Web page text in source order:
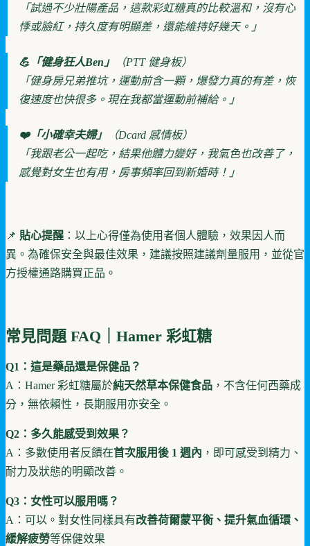
「試過不少壯陽產品，這款彩虹糖真的比較溫和，沒有心
悸或臉紅，持久度有明顯差，還能維持好幾天。」
💪「健身狂人Ben」
（PTT 健身板）
「健身房兄弟推坑，運動前含一顆，爆發力真的有差，恢
復速度也快很多。現在我都當運動前補給。」
❤️「小確幸夫婦」
（Dcard 感情板）
「我跟老公一起吃，結果他體力變好，我氣色也改善了，
感覺對女生也有用，房事頻率回到新婚時！」
📌 貼心提醒 ：以上心得僅為使用者個人體驗，效果因人而
異。為確保安全與最佳效果，建議按照建議劑量服用，並從官
方授權通路購買正品。
常見問題 FAQ｜Hamer 彩虹糖
Q1：這是藥品還是保健品？
A：Hamer 彩虹糖屬於純天然草本保健食品 ，不含任何西藥成
分，無依賴性，長期服用亦安全。
Q2：多久能感受到效果？
A：多數使用者反饋在首次服用後 1 週內 ，即可感受到精力、
耐力及狀態的明顯改善。
Q3：女性可以服用嗎？
A：可以。對女性同樣具有改善荷爾蒙平衡、提升氣血循環、
緩解疲勞等保健效果